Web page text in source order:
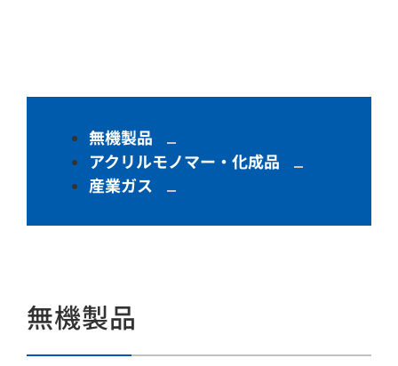
無機製品
アクリルモノマー・化成品
産業ガス
無機製品